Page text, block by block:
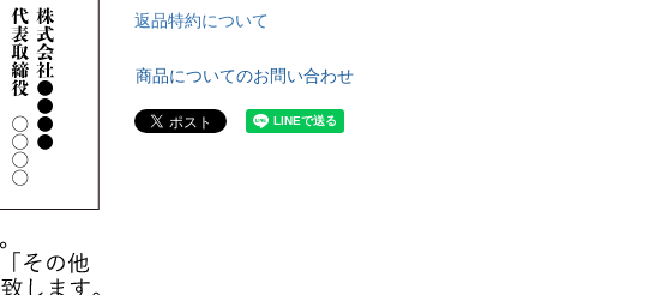
返品特約について
商品についてのお問い合わせ